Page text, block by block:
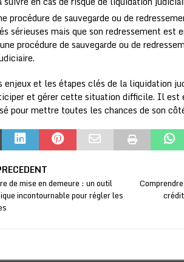
procédure de sauvegarde ou de
sérieuses mais que son redressement est
procédure de sauvegarde ou de
enjeux et les étapes clés de la liquidation
et gérer cette situation difficile. Il est
pour mettre toutes les chances de son
de mise en demeure : un outil
incontournable pour régler les